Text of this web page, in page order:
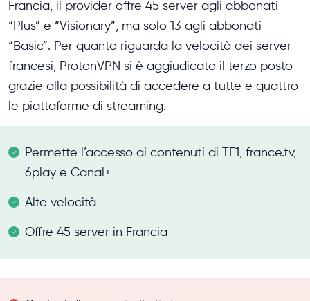
Francia, il provider offre 45 server agli abbonati
“Plus” e “Visionary”, ma solo 13 agli abbonati
“Basic”. Per quanto riguarda la velocità dei server
francesi, ProtonVPN si è aggiudicato il terzo posto
grazie alla possibilità di accedere a tutte e quattro
le piattaforme di streaming.
Permette l’accesso ai contenuti di TF1, france.tv,
6play e Canal+
Alte velocità
Offre 45 server in Francia